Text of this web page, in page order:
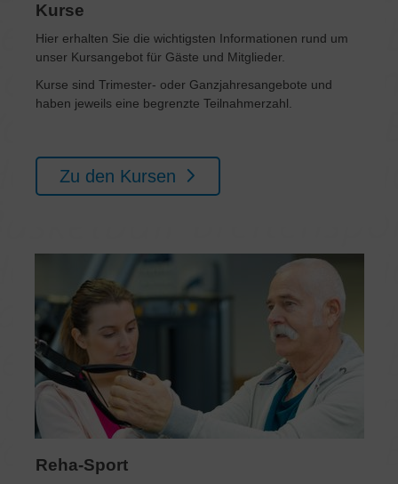
Kurse
Hier erhalten Sie die wichtigsten Informationen rund um
unser Kursangebot für Gäste und Mitglieder.
Kurse sind Trimester- oder Ganzjahresangebote und
haben jeweils eine begrenzte Teilnahmerzahl.
Zu den Kursen
Reha-Sport